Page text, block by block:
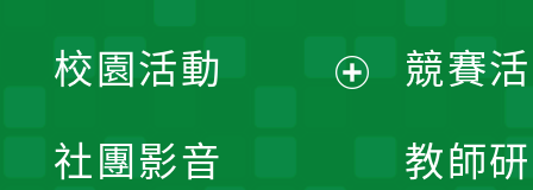
競賽
教師
開
校園活動
社團影音